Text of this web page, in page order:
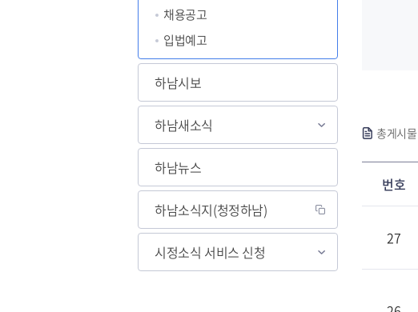
채용공고
입법예고
하남시보
하남새소식
하남뉴스
하남소식지(청정하남)
시정소식 서비스 신청
총게시물
번호
27